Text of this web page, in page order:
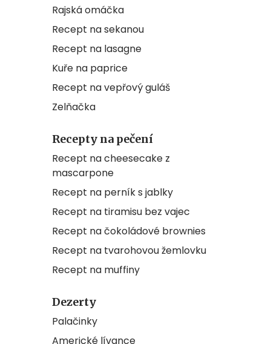
Rajská omáčka
Recept na sekanou
Recept na lasagne
Kuře na paprice
Recept na vepřový guláš
Zelňačka
Recepty na pečení
Recept na cheesecake z
mascarpone
Recept na perník s jablky
Recept na tiramisu bez vajec
Recept na čokoládové brownies
Recept na tvarohovou žemlovku
Recept na muffiny
Dezerty
Palačinky
Americké lívance